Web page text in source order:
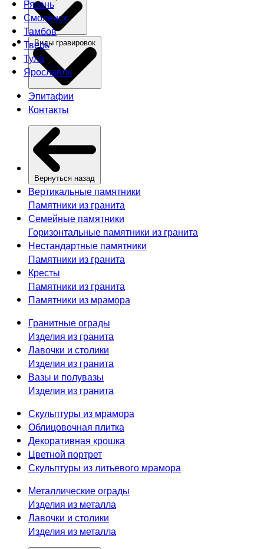
Рязань
Смоленск
Тамбов
Тверь
Тула
Ярославль
Эпитафии
Контакты
Вернуться назад
Вертикальные памятники
Памятники из гранита
Семейные памятники
Горизонтальные памятники из гранита
Нестандартные памятники
Памятники из гранита
Кресты
Памятники из гранита
Памятники из мрамора
Гранитные ограды
Изделия из гранита
Лавочки и столики
Изделия из гранита
Вазы и полувазы
Изделия из гранита
Скульптуры из мрамора
Облицовочная плитка
Декоративная крошка
Цветной портрет
Скульптуры из литьевого мрамора
Металлические ограды
Изделия из металла
Лавочки и столики
Изделия из металла